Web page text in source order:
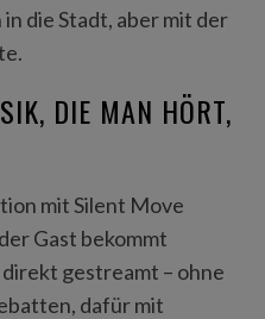
die Stadt, aber mit der
DIE MAN HÖRT,
mit Silent Move
Gast bekommt
gestreamt – ohne
dafür mit